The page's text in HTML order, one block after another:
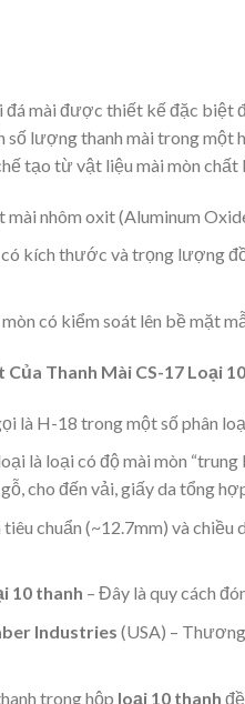
đá mài được thiết kế đặc biệt
số lượng thanh mài trong một
tạo từ vật liệu mài mòn
mài nhôm oxit (Aluminum
kích thước và trọng lượng
có kiểm soát lên bề mặt
Thanh Mài CS-17 Loại
là H-18 trong một số phân
là loại có độ mài mòn “trung
cho đến vải, giấy da tổng
chuẩn (~12.7mm) và chiều
10 thanh – Đây là quy cách
Industries (USA) –
trong hộp loại 10 thanh